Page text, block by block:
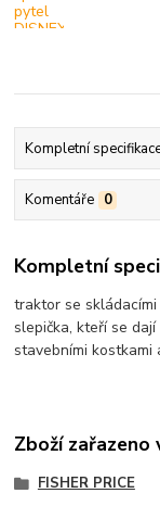
Kompletní
Komentáře 0
Kompletní
traktor se
slepička, kteří se
stavebními kostkami
Zboží zařazeno
FISHER PRICE